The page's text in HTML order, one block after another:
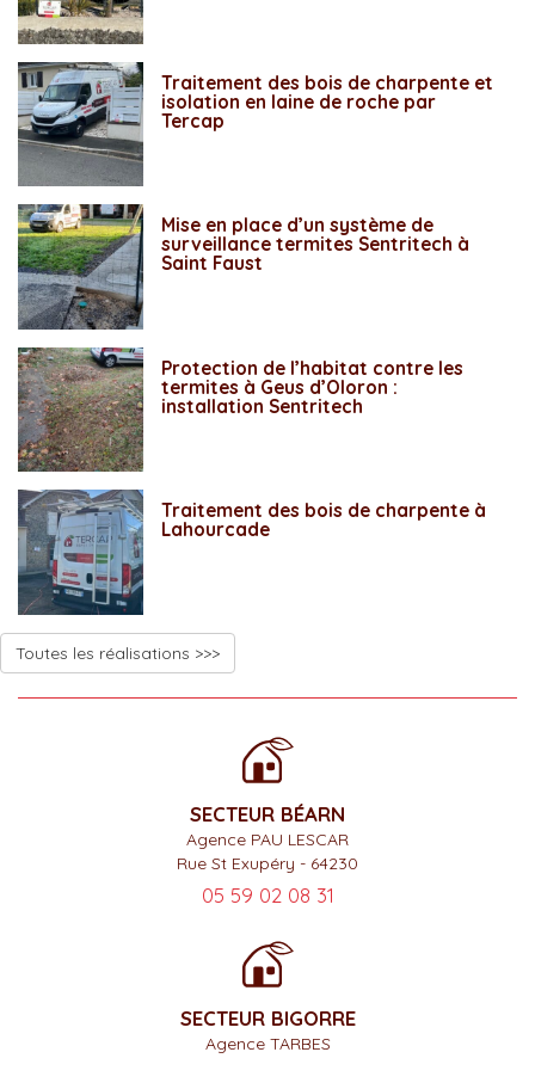
Traitement des bois de charpente et
isolation en laine de roche par
Tercap
Mise en place d’un système de
surveillance termites Sentritech à
Saint Faust
Protection de l’habitat contre les
termites à Geus d’Oloron :
installation Sentritech
Traitement des bois de charpente à
Lahourcade
Toutes les réalisations >>>
SECTEUR BÉARN
Agence PAU LESCAR
Rue St Exupéry - 64230
05 59 02 08 31
SECTEUR BIGORRE
Agence TARBES